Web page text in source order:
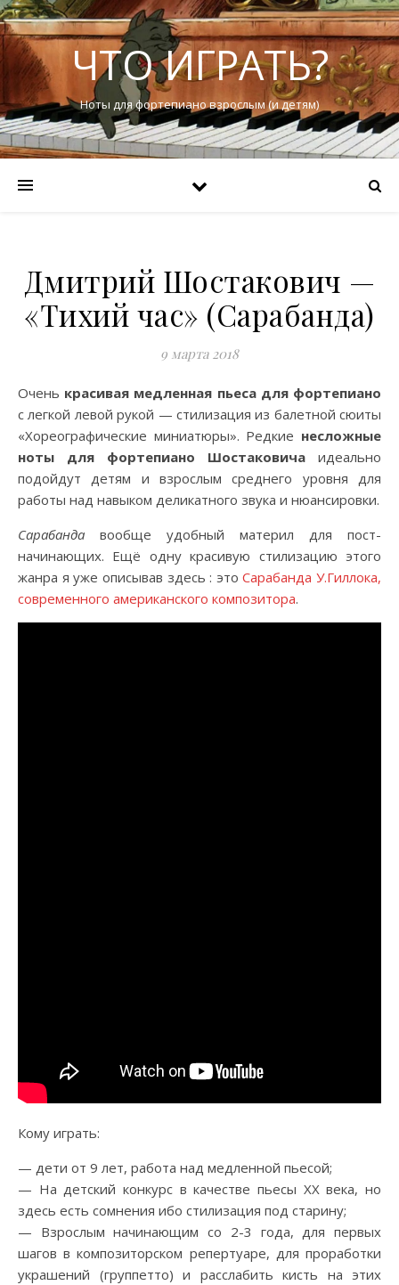
ЧТО ИГРАТЬ?
Ноты для фортепиано взрослым (и детям)
Дмитрий Шостакович —
«Тихий час» (Сарабанда)
9 марта 2018
Очень красивая медленная пьеса для фортепиано
с легкой левой рукой — стилизация из балетной сюиты
«Хореографические миниатюры». Редкие несложные
ноты для фортепиано Шостаковича идеально
подойдут детям и взрослым среднего уровня для
работы над навыком деликатного звука и нюансировки.
Сарабанда вообще удобный материл для пост-
начинающих. Ещё одну красивую стилизацию этого
жанра я уже описывав здесь : этоСарабанда У.Гиллока,
современного американского композитора.
Кому играть:
— дети от 9 лет, работа над медленной пьесой;
— На детский конкурс в качестве пьесы ХХ века, но
здесь есть сомнения ибо стилизация под старину;
— Взрослым начинающим со 2-3 года, для первых
шагов в композиторском репертуаре, для проработки
украшений (группетто) и расслабить кисть на этих